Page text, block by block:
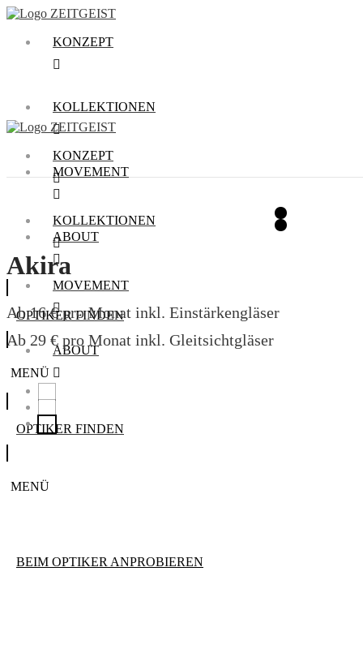
KONZEPT
KOLLEKTIONEN
MOVEMENT
ABOUT
OPTIKER FINDEN
MENÜ
KONZEPT
KOLLEKTIONEN
MOVEMENT
ABOUT
OPTIKER FINDEN
MENÜ
Akira
Ab 16 € pro Monat inkl. Einstärkengläser
Ab 29 € pro Monat inkl. Gleitsichtgläser
BEIM OPTIKER ANPROBIEREN